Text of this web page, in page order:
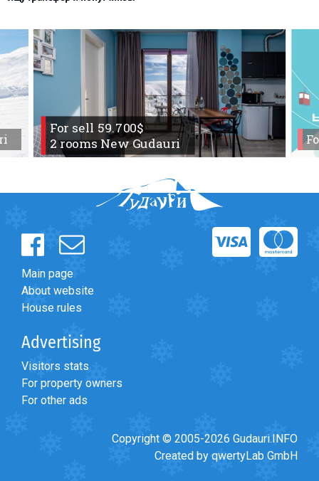
> 07.03 в 21.00 Гудаури -
Ищу трансфер и попутчиков.
For sell 59.700$
2 rooms New Gudauri
Main page
About website
House rules
Advertising
Visitors stats
For property owners
For other ads
Copyright © 2005-2026 Gudauri.INFO
Created by qwertyLab GmbH